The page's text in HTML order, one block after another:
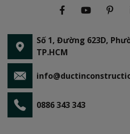
Số 1, Đường 623D,
TP.HCM
0886 343 343